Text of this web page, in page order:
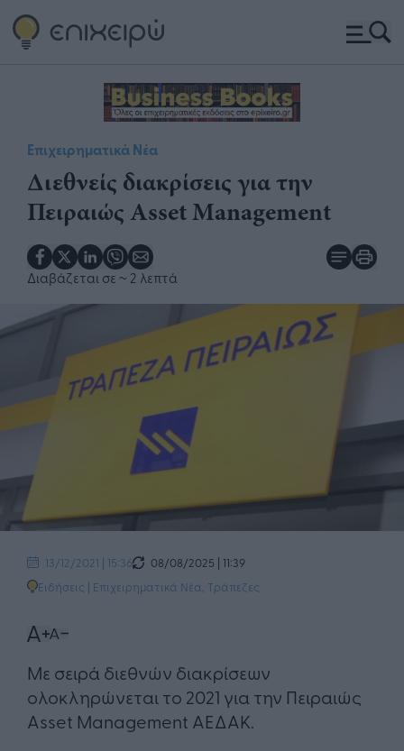
Επιχειρηματικά Νέα
Διεθνείς διακρίσεις για την
Πειραιώς Asset Management
Διαβάζεται σε ~ 2 λεπτά
13/12/2021 | 15:36
08/08/2025 | 11:39
Ειδήσεις | Επιχειρηματικά Νέα Τράπεζες
Με σειρά διεθνών διακρίσεων
ολοκληρώνεται το 2021 για την Πειραιώς
Asset Management ΑΕΔΑΚ.